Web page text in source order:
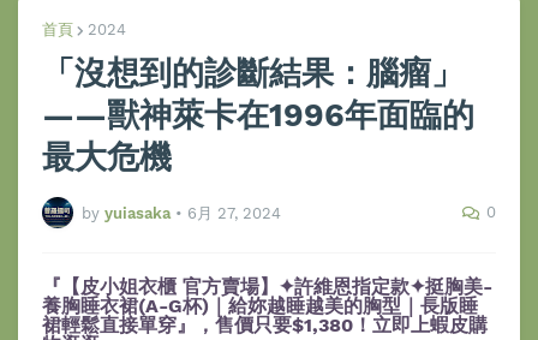
首頁 2024
「沒想到的診斷結果：腦瘤」
——獸神萊卡在1996年面臨的
最大危機
by yuiasaka • 6月 27, 2024 0
『【皮小姐衣櫃 官方賣場】✦許維恩指定款✦挺胸美-
養胸睡衣裙(A-G杯)｜給妳越睡越美的胸型｜長版睡
裙輕鬆直接單穿』，售價只要$1,380！立即上蝦皮購